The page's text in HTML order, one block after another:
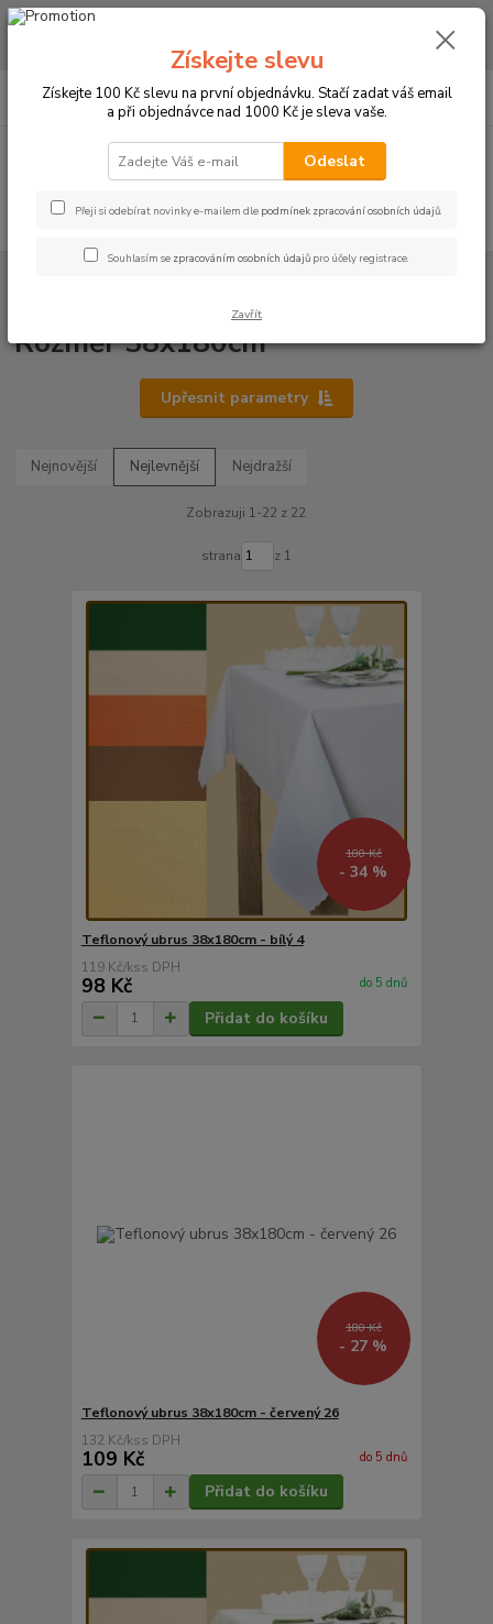
CHCETE NAKOUPIT VĚTŠÍ MNOŽSTVÍ NAŠICH PRODUKTŮ ZA LEPŠÍ
CZK
Hledat
+420 773 794 023
Pondělí-pátek 9-16 hodin
0
Rozměr 38x180cm
Upřesnit parametry
Nejnovější Nejlevnější Nejdražší
Zobrazuji 1-22 z 22
strana z 1
180 Kč
- 34 %
Teflonový ubrus 38x180cm - bílý 4
119 Kč/ks
98 Kč do 5 dnů
Přidat do košíku
180 Kč
- 27 %
Teflonový ubrus 38x180cm - červený 26
132 Kč/ks
109 Kč do 5 dnů
Přidat do košíku
Získejte slevu
Získejte 100 Kč slevu na první objednávku. Stačí zadat váš email
a při objednávce nad 1000 Kč je sleva vaše.
Odeslat
Přeji si odebírat novinky e-mailem dle podmínek zpracování osobních údajů.
Souhlasím se zpracováním osobních údajů pro účely registrace.
Zavřít